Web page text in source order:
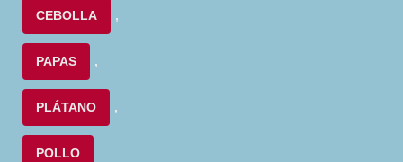
CEBOLLA ,
PAPAS ,
PLÁTANO ,
POLLO